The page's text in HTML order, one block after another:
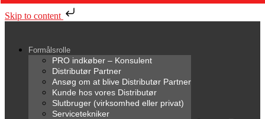
Skip to content
Formålsrolle
PRO indkøber – Konsulent
Distributør Partner
Ansøg om at blive Distributør Partner
Kunde hos vores Distributør
Slutbruger (virksomhed eller privat)
Servicetekniker